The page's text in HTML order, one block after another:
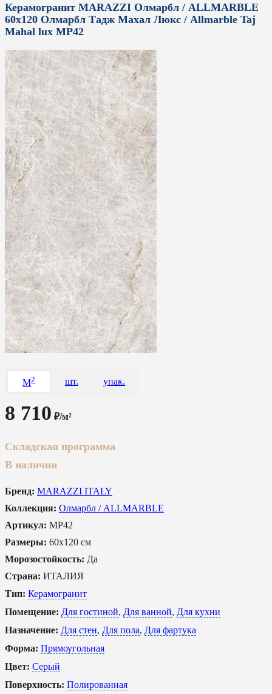
Керамогранит MARAZZI Олмарбл / ALLMARBLE
60x120 Олмарбл Тадж Махал Люкс / Allmarble Taj
Mahal lux MP42
M2 шт. упак.
8 710 ₽/м²
Складская программа
В наличии
Бренд: MARAZZI ITALY
Коллекция: Олмарбл / ALLMARBLE
Артикул: MP42
Размеры: 60x120 см
Морозостойкость: Да
Страна: ИТАЛИЯ
Тип: Керамогранит
Помещение: Для гостиной, Для ванной, Для кухни
Назначение: Для стен, Для пола, Для фартука
Форма: Прямоугольная
Цвет: Серый
Поверхность: Полированная